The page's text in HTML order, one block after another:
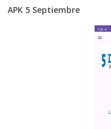
APK 5 Septiembre